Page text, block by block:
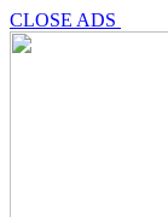
CLOSE ADS